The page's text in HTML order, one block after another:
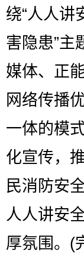
绕“人人
害隐患”主
媒体、正
网络传播
一体的模
化宣传，
民消防安
人人讲安
厚氛围。(